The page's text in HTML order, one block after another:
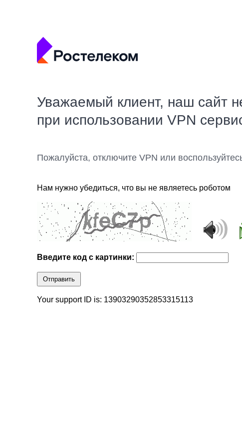
Уважаемый клиент, наш сайт
при использовании VPN
Пожалуйста, отключите VPN или
Нам нужно убедиться, что вы не являетесь роботом
Введите код с картинки:
Отправить
Your support ID is: 13903290352853315113